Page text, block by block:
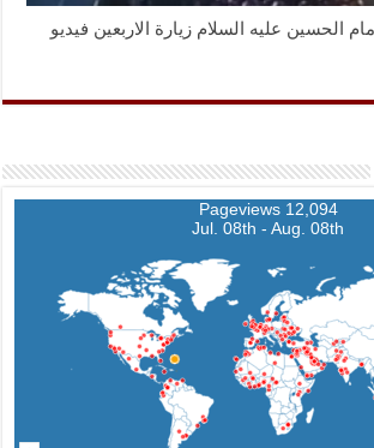
12,094 Pageviews
Jul. 08th - Aug. 08th